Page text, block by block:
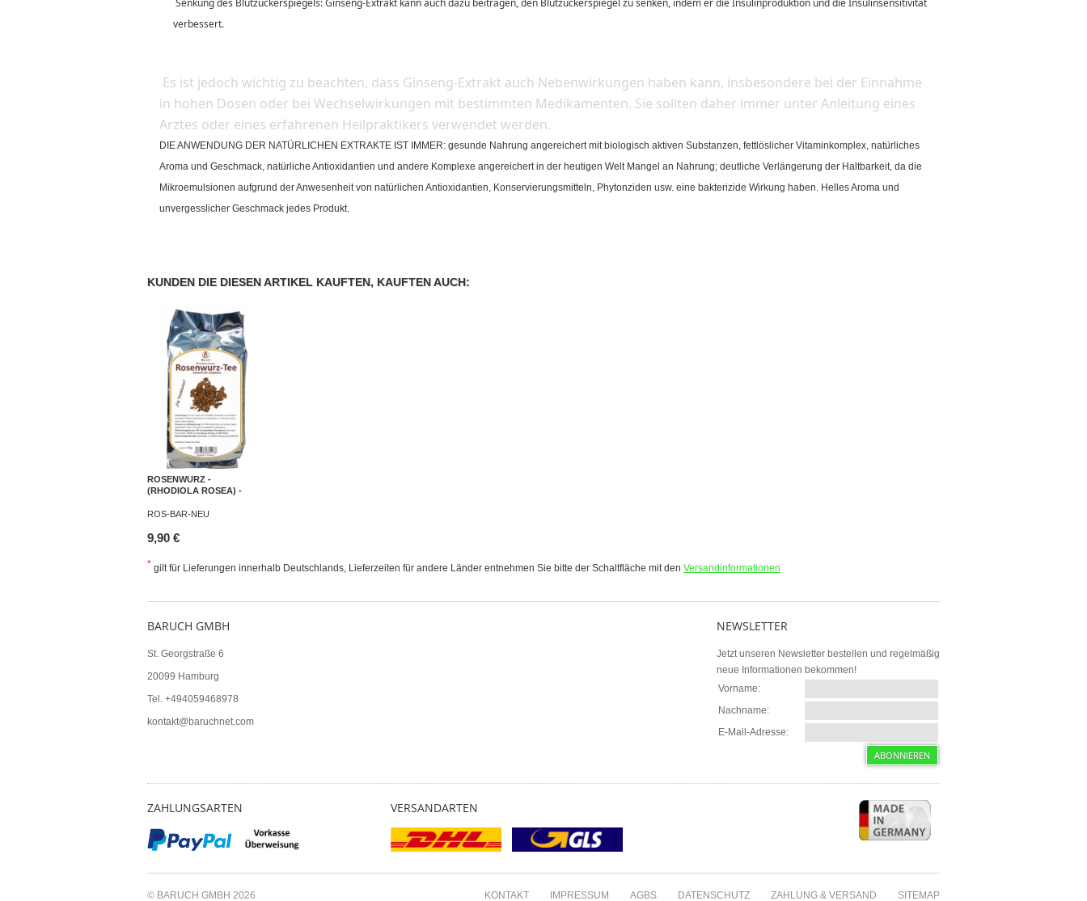
verbessert.
in hohen Dosen oder bei Wechselwirkungen mit bestimmten Medikamenten. Sie sollten daher immer unter Anleitung eines
Arztes oder eines erfahrenen Heilpraktikers verwendet werden.
DIE ANWENDUNG DER NATÜRLICHEN EXTRAKTE IST IMMER: gesunde Nahrung angereichert mit biologisch aktiven Substanzen, fettlöslicher Vitaminkomplex, natürliches
Aroma und Geschmack, natürliche Antioxidantien und andere Komplexe angereichert in der heutigen Welt Mangel an Nahrung; deutliche Verlängerung der Haltbarkeit, da die
Mikroemulsionen aufgrund der Anwesenheit von natürlichen Antioxidantien, Konservierungsmitteln, Phytonziden usw. eine bakterizide Wirkung haben. Helles Aroma und
unvergesslicher Geschmack jedes Produkt.
KUNDEN DIE DIESEN ARTIKEL KAUFTEN, KAUFTEN AUCH:
ROSENWURZ -
(RHODIOLA ROSEA) -
ROS-BAR-NEU
9,90 €
* gilt für Lieferungen innerhalb Deutschlands, Lieferzeiten für andere Länder entnehmen Sie bitte der Schaltfläche mit den Versandinformationen
BARUCH GMBH
St. Georgstraße 6
20099 Hamburg
Tel. +494059468978
kontakt@baruchnet.com
NEWSLETTER
Jetzt unseren Newsletter bestellen und regelmäßig
neue Informationen bekommen!
Vorname:
Nachname:
E-Mail-Adresse:
ZAHLUNGSARTEN VERSANDARTEN
© BARUCH GMBH 2026 KONTAKT IMPRESSUM AGBS DATENSCHUTZ ZAHLUNG & VERSAND SITEMAP